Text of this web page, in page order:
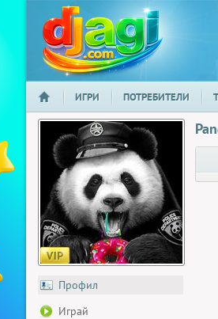
djagi.com
НАЧАЛО
ИГРИ ПОТРЕБИТЕЛИ
Профил
Играй